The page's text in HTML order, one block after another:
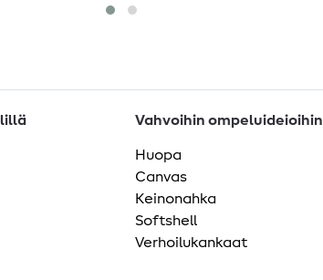
Vahvoihin ompeluideioihin
Huopa
Canvas
Keinonahka
Softshell
Verhoilukankaat